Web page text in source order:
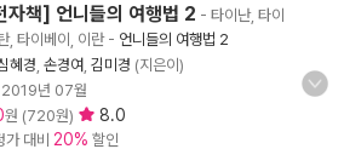
책] 언니들의 여행법 2 - 타이난, 타이
, 타이베이, 이란- 언니들의 여행법 2
혜경 손경여 김미경 (지은이)
2019년 07월
원 (720원) 8.0
대비 20% 할인